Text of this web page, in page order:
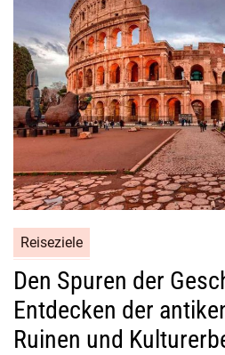
Reiseziele
Den Spuren der
Entdecken der
Ruinen und